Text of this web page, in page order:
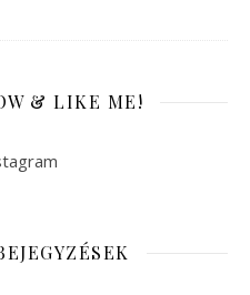
& LIKE ME!